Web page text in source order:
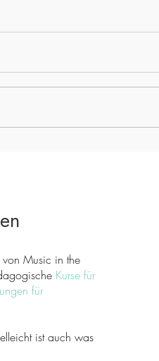
Music in the
Kurse für
für
ist auch was